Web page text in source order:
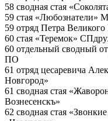
58 сводная стая
59 стая «Любознатели»
59 отряд Петра Великого
60 стая «Теремок» СП
60 отдельный сводный
ПО
61 отряд цесаревича
Новгород»
61 сводная стая
Вознесенскъ»
62 сводная стая